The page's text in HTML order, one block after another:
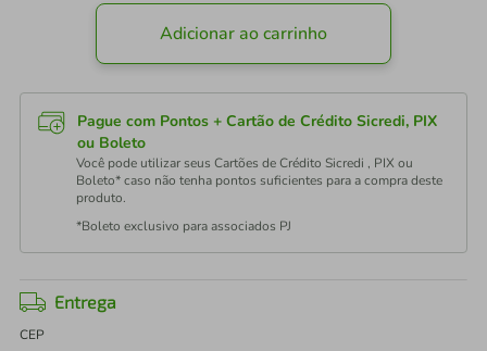
Adicionar ao carrinho
Pague com Pontos + Cartão de Crédito Sicredi, PIX
ou Boleto
Você pode utilizar seus Cartões de Crédito Sicredi , PIX ou
Boleto* caso não tenha pontos suficientes para a compra deste
produto.
*Boleto exclusivo para associados PJ
Entrega
CEP